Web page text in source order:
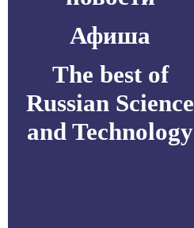
Афиша
The best of
Russian Science
and Technology